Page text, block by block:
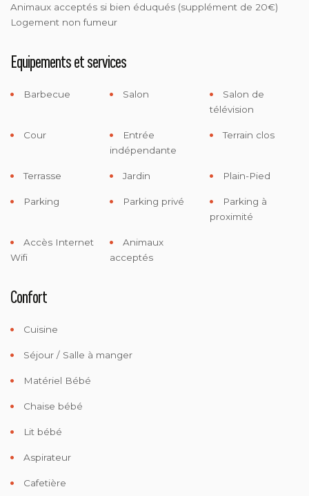
Animaux acceptés si bien éduqués (supplément de 20€)
Logement non fumeur
Equipements et services
Barbecue Salon
Salon de
télévision
Cour
Entrée
indépendante
Terrain clos
Terrasse Jardin Plain-Pied
Parking Parking privé
Parking à
proximité
Accès Internet
Wifi
Animaux
acceptés
Confort
Cuisine
Séjour / Salle à manger
Matériel Bébé
Chaise bébé
Lit bébé
Aspirateur
Cafetière